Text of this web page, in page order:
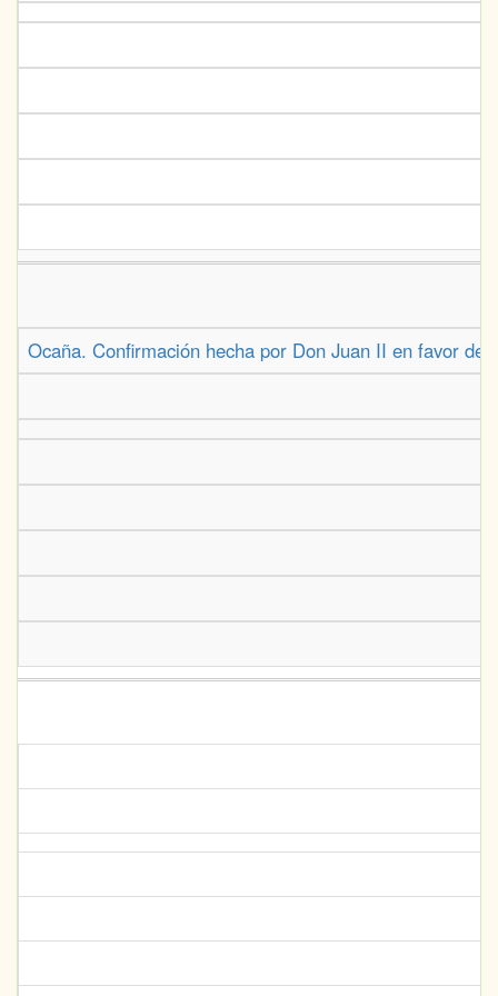
Ocaña. Confirmación hecha por Don Juan II en favor